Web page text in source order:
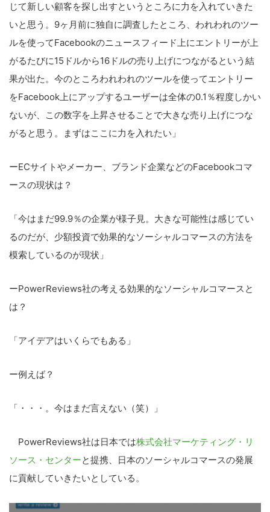
じて新しい顧客を探し出すというところに力を入れていきた
いと思う。9ヶ月前に独自に調査したところ、われわれのツー
ルを使ってFacebookのニュースフィード上にエントリーが上
がるたびに15ドルから16ドルの売り上げにつながるという結
果が出た。今のところわれわれのツールを使ってエントリー
をFacebook上にアップするユーザーは全体の0.1％程度しかい
ないが、この数字を上昇させることで大きな売り上げにつな
がると思う。まずはここに力を入れたい」
ーECサイトやメーカー、ブランド企業などのFacebookコマ
ースの現状は？
「今はまだ99.9％の企業が様子見。大きな可能性は感じてい
るのだが、少額投資で効果的なソーシャルコマースの方法を
模索しているのが現状」
ーPowerReviews社の考える効果的なソーシャルコマースと
は？
「アイデアはいくらでもある」
ー例えば？
「・・・。今はまだ言えない（笑）」
PowerReviews社は日本では株式会社マーケティング・リ
ソース・センターと提携、日本のソーシャルコマースの発展
に貢献していきたいとしている。